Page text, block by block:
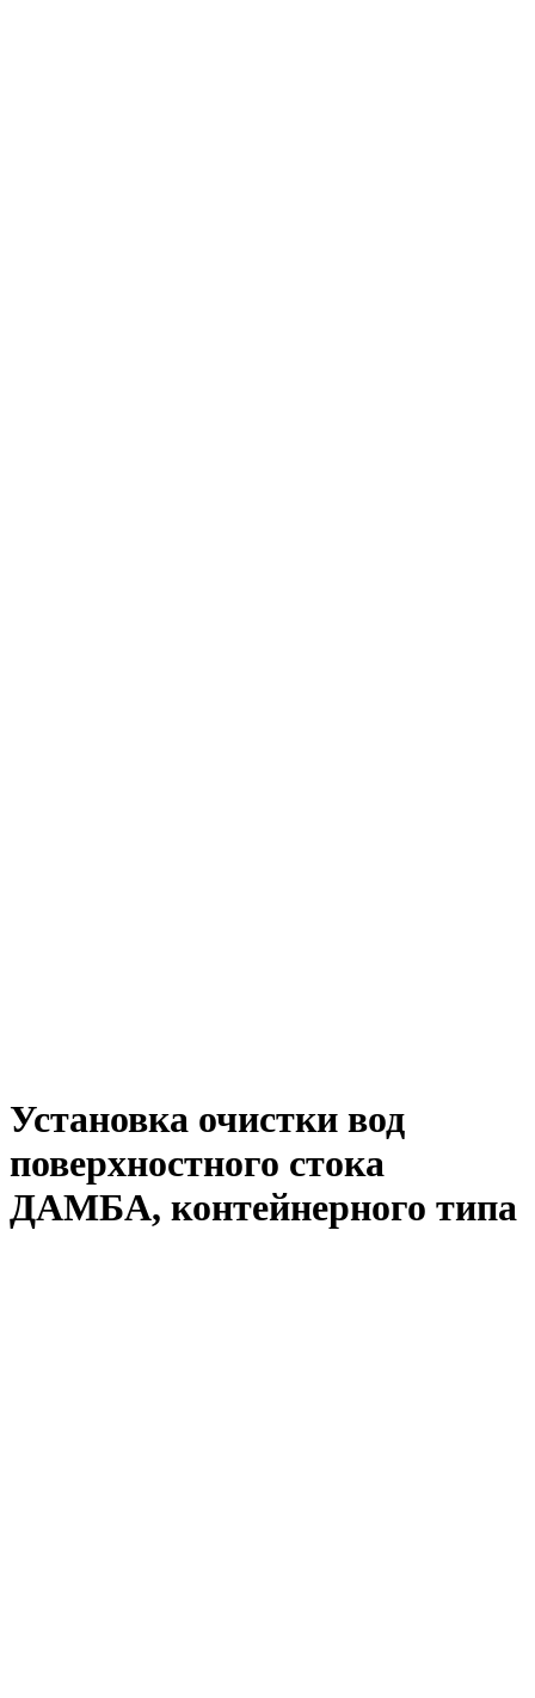
Установка очистки вод
поверхностного стока
ДАМБА, контейнерного типа